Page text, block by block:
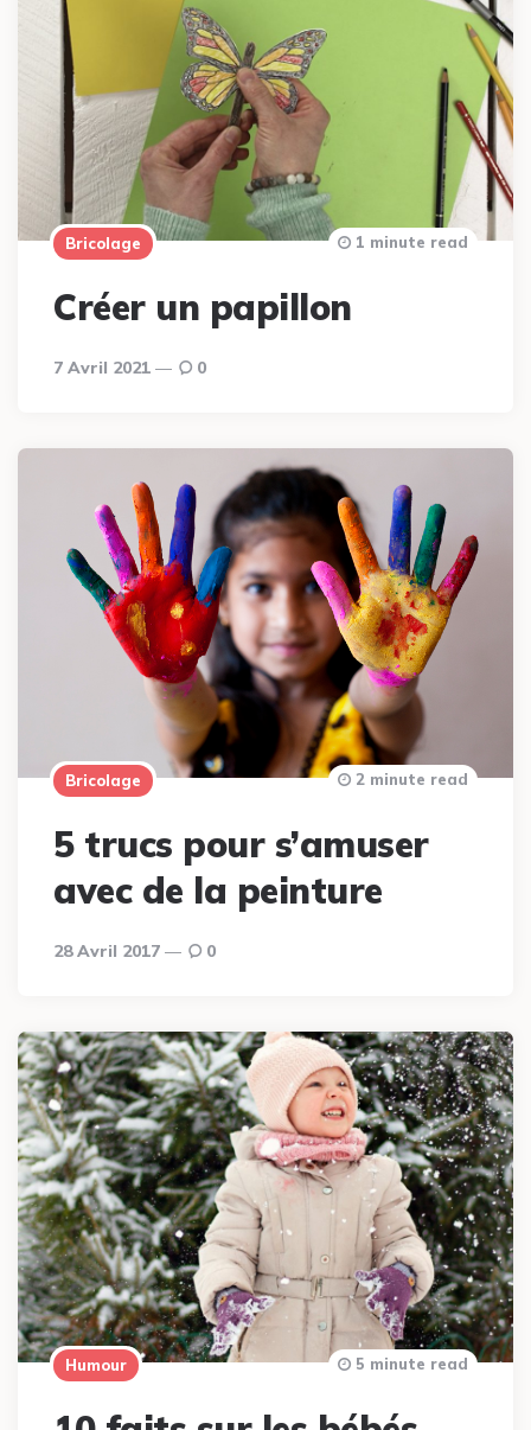
Bricolage
Créer un papillon
7 Avril 2021
1 minute read
0
Bricolage
5 trucs pour s’amuser
avec de la peinture
28 Avril 2017
2 minute read
0
Humour 5 minute read